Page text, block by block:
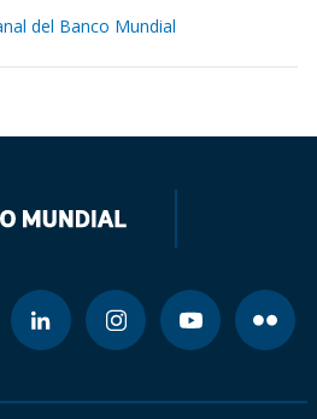
del Banco Mundial